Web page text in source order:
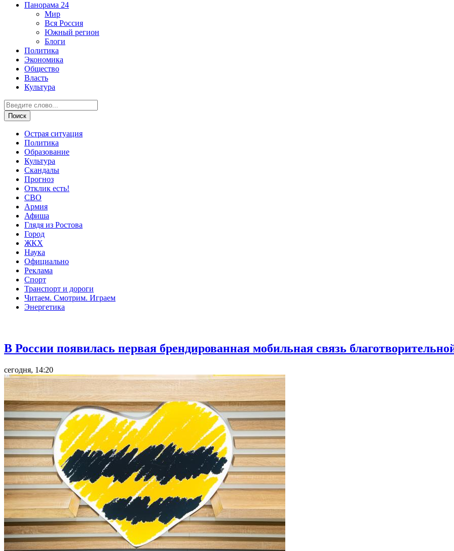
Панорама 24
Мир
Вся Россия
Южный регион
Блоги
Политика
Экономика
Общество
Власть
Культура
Острая ситуация
Политика
Образование
Культура
Скандалы
Прогноз
Отклик есть!
СВО
Армия
Афиша
Глядя из Ростова
Город
ЖКХ
Наука
Официально
Реклама
Спорт
Транспорт и дороги
Читаем. Смотрим. Играем
Энергетика
В России появилась первая брендированная мобильная связь
сегодня, 14:20